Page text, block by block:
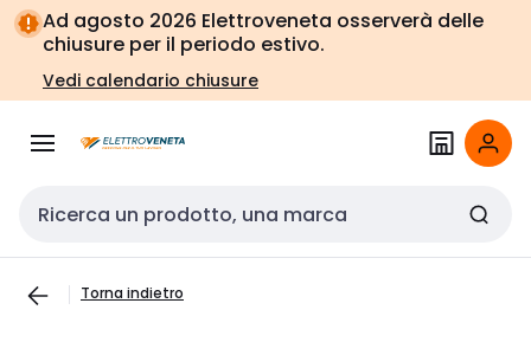
Vai alla
navigazione
Vai
alla
pagina
Ad agosto 2026 Elettroveneta osserverà delle
chiusure per il periodo estivo.
Vedi calendario chiusure
Cerca input
Torna indietro